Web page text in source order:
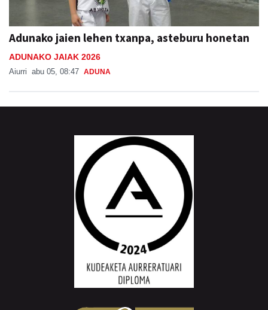
Adunako jaien lehen txanpa, asteburu honetan
ADUNAKO JAIAK 2026
Aiurri abu 05, 08:47 ADUNA